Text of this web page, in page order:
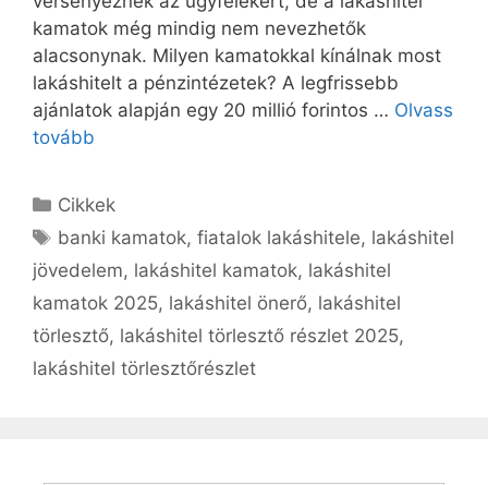
kamatok még mindig nem nevezhetők
alacsonynak. Milyen kamatokkal kínálnak most
lakáshitelt a pénzintézetek? A legfrissebb
ajánlatok alapján egy 20 millió forintos … Olvass
tovább
ben
–
mit
érdemes
tudni?
Kategória
Cikkek
Címkék
banki kamatok,fiatalok lakáshitele, lakáshitel
jövedelem, lakáshitel kamatok, lakáshitel
kamatok 2025, lakáshitel önerő, lakáshitel
törlesztő, lakáshitel törlesztő részlet 2025,
lakáshitel törlesztőrészlet